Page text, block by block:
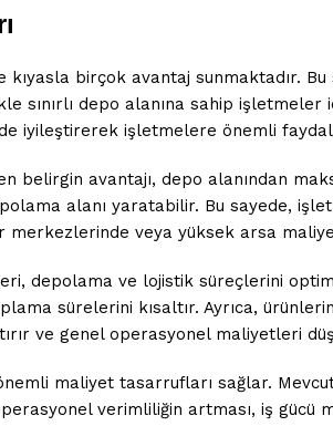
birçok avantaj sunmaktadır.
sınırlı depo alanına sahip
iyileştirerek işletmelere önemli
belirgin avantajı, depo alanından
alanı yaratabilir. Bu sayede,
merkezlerinde veya yüksek arsa
depolama ve lojistik süreçlerini
sürelerini kısaltır. Ayrıca,
ve genel operasyonel maliyetleri
maliyet tasarrufları sağlar.
verimliliğin artması, iş